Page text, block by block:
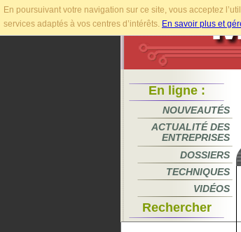
En poursuivant votre navigation sur ce site, vous acceptez
services adaptés à vos centres d’intérêts. En savoir plus et
En ligne :
NOUVEAUTÉS
ACTUALITÉ DES
ENTREPRISES
DOSSIERS
TECHNIQUES
VIDÉOS
Rechercher